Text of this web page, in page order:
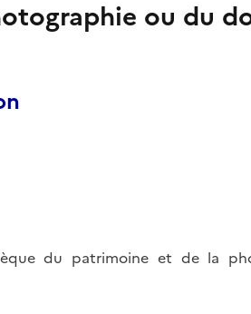
ou du
du patrimoine et de la